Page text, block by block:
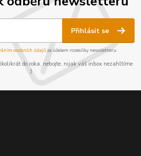
Přihlásit se
osobních údajůza účelem rozesílky newsletteru.
do roka, nebojte, nijak váš inbox nezahltíme
:)